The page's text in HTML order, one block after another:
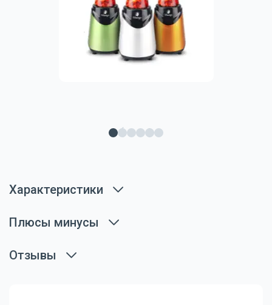
Характеристики
Плюсы минусы
Отзывы